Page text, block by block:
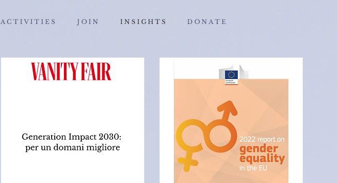
A C T I V I T I E S J O I N I N S I G H T S D O N A T E